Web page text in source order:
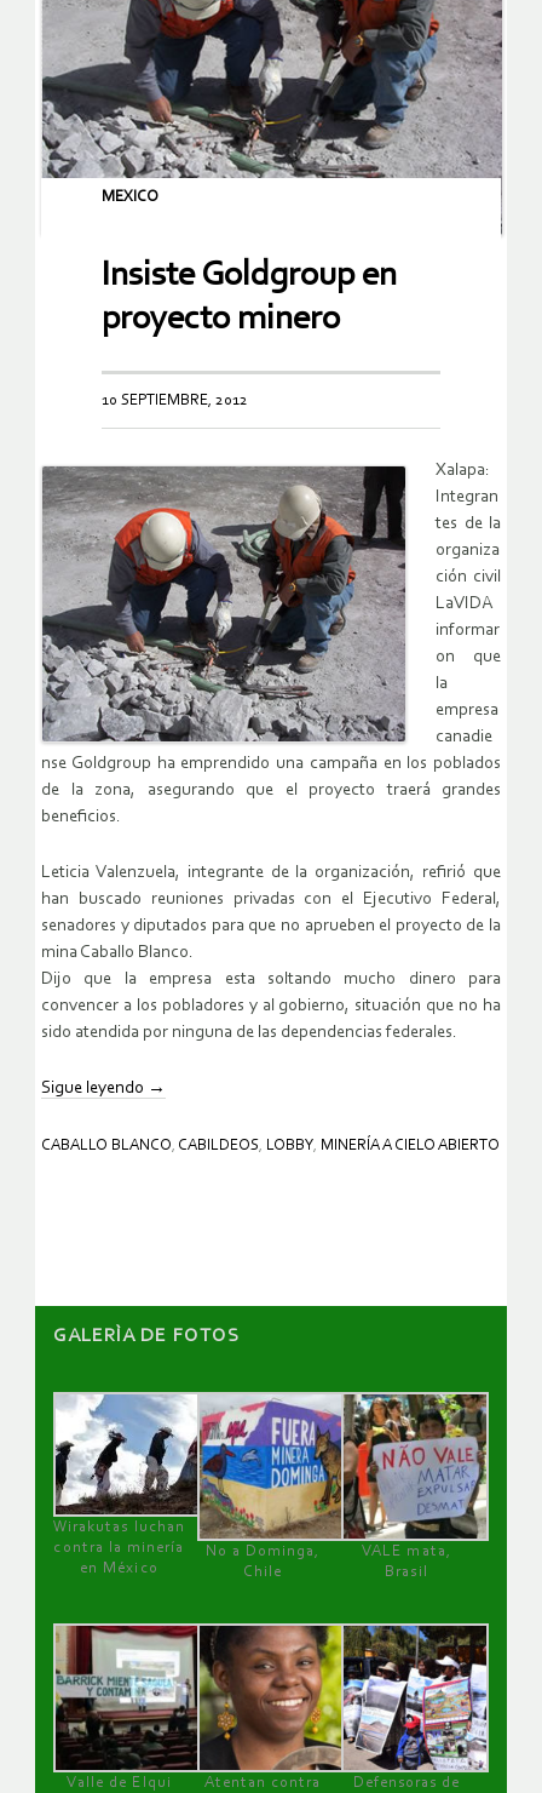
MEXICO
Insiste Goldgroup en
proyecto minero
10 SEPTIEMBRE, 2012
Xalapa:
Integran
tes de la
organiza
ción civil
LaVIDA
informar
on que
la
empresa
canadie
nse Goldgroup ha emprendido una campaña en los poblados
de la zona, asegurando que el proyecto traerá grandes
beneficios.
Leticia Valenzuela, integrante de la organización, refirió que
han buscado reuniones privadas con el Ejecutivo Federal,
senadores y diputados para que no aprueben el proyecto de la
mina Caballo Blanco.
Dijo que la empresa esta soltando mucho dinero para
convencer a los pobladores y al gobierno, situación que no ha
sido atendida por ninguna de las dependencias federales.
Sigue leyendo →
CABALLO BLANCO, CABILDEOS, LOBBY, MINERÍA A CIELO ABIERTO
GALERÌA DE FOTOS
Wirakutas luchan
contra la minería
en México
No a Dominga,
Chile
VALE mata,
Brasil
Valle de Elqui
Atentan contra
Defensoras de